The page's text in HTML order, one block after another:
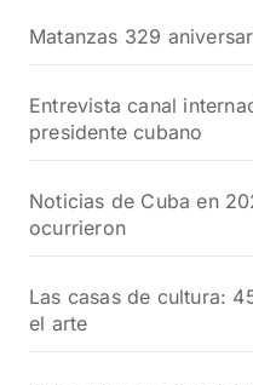
Matanzas 329
Entrevista canal
presidente cubano
Noticias de Cuba en
ocurrieron
Las casas de cultura:
el arte